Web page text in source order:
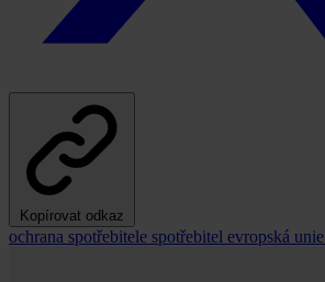
Kopírovat odkaz
ochrana spotřebitele spotřebitel evropská unie